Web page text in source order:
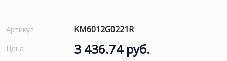
Артикул KM6012G0221R
Цена 3 436.74 руб.